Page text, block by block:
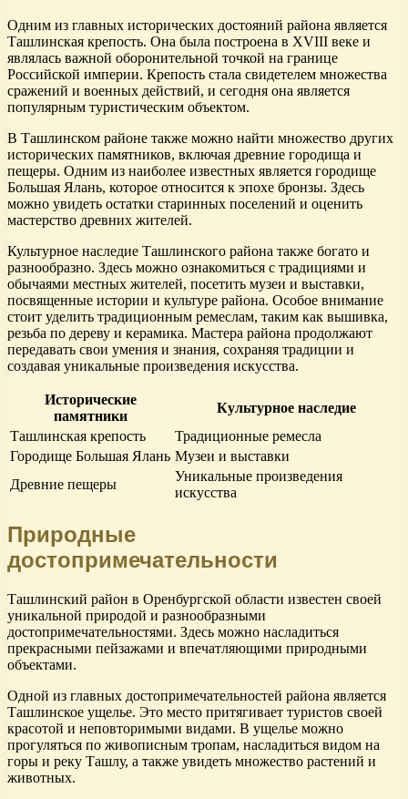
Одним из главных исторических достояний района является
Ташлинская крепость. Она была построена в XVIII веке и
являлась важной оборонительной точкой на границе
Российской империи. Крепость стала свидетелем множества
сражений и военных действий, и сегодня она является
популярным туристическим объектом.
В Ташлинском районе также можно найти множество других
исторических памятников, включая древние городища и
пещеры. Одним из наиболее известных является городище
Большая Ялань, которое относится к эпохе бронзы. Здесь
можно увидеть остатки старинных поселений и оценить
мастерство древних жителей.
Культурное наследие Ташлинского района также богато и
разнообразно. Здесь можно ознакомиться с традициями и
обычаями местных жителей, посетить музеи и выставки,
посвященные истории и культуре района. Особое внимание
стоит уделить традиционным ремеслам, таким как вышивка,
резьба по дереву и керамика. Мастера района продолжают
передавать свои умения и знания, сохраняя традиции и
создавая уникальные произведения искусства.
Исторические
памятники
Культурное наследие
Ташлинская крепость
Традиционные ремесла
Городище Большая Ялань Музеи и выставки
Древние пещеры
Уникальные произведения
искусства
Природные
достопримечательности
Ташлинский район в Оренбургской области известен своей
уникальной природой и разнообразными
достопримечательностями. Здесь можно насладиться
прекрасными пейзажами и впечатляющими природными
объектами.
Одной из главных достопримечательностей района является
Ташлинское ущелье. Это место притягивает туристов своей
красотой и неповторимыми видами. В ущелье можно
прогуляться по живописным тропам, насладиться видом на
горы и реку Ташлу, а также увидеть множество растений и
животных.